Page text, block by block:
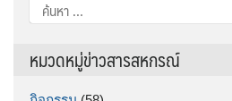
ค้นหา
สำหรับ:
หมวดหมู่ข่าวสารสหกรณ์